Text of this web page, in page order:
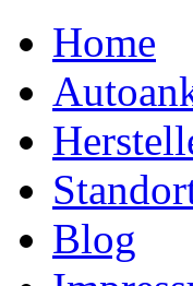
Home
Blog